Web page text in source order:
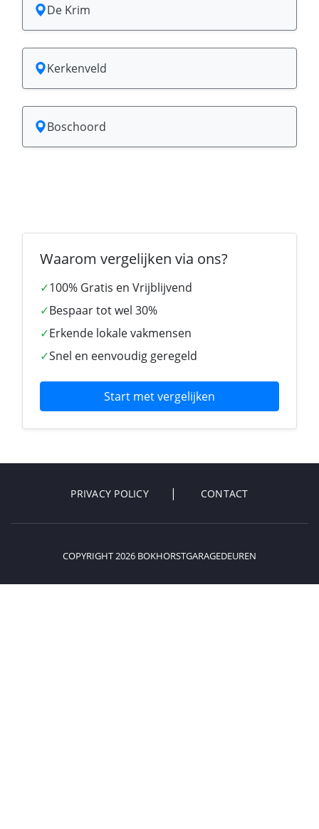
De Krim
Kerkenveld
Boschoord
Waarom vergelijken via ons?
✓100% Gratis en Vrijblijvend
✓Bespaar tot wel 30%
✓Erkende lokale vakmensen
✓Snel en eenvoudig geregeld
Start met vergelijken
PRIVACY POLICY CONTACT
COPYRIGHT 2026 BOKHORSTGARAGEDEUREN